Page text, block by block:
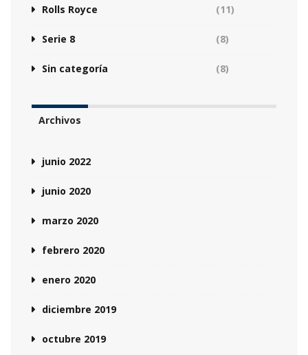
Rolls Royce (11)
Serie 8 (8)
Sin categoría (8)
Archivos
junio 2022
junio 2020
marzo 2020
febrero 2020
enero 2020
diciembre 2019
octubre 2019